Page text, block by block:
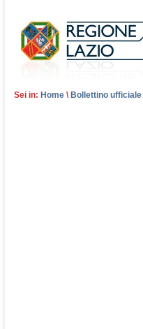
Sei in: Home \ Bollettino ufficiale